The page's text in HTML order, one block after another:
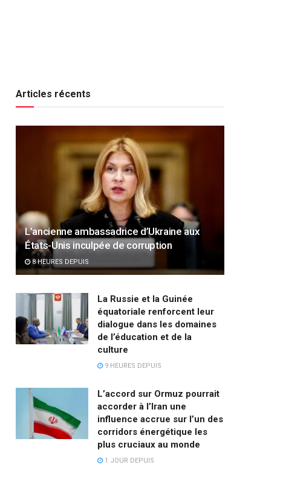
Articles récents
L’ancienne ambassadrice d’Ukraine aux
États-Unis inculpée de corruption
8 HEURES DEPUIS
La Russie et la Guinée
équatoriale renforcent leur
dialogue dans les domaines
de l’éducation et de la
culture
9 HEURES DEPUIS
L’accord sur Ormuz pourrait
accorder à l’Iran une
influence accrue sur l’un des
corridors énergétique les
plus cruciaux au monde
1 JOUR DEPUIS